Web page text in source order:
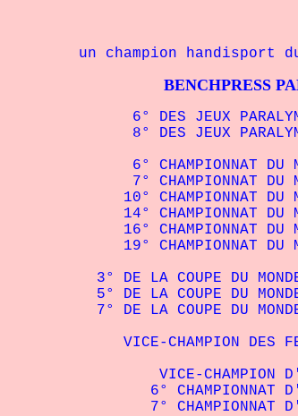
un champion handisport du
BENCHPRESS
6° DES JEUX
8° DES JEUX
6° CHAMPIONNAT DU
7° CHAMPIONNAT DU
10° CHAMPIONNAT DU
14° CHAMPIONNAT DU
16° CHAMPIONNAT DU
19° CHAMPIONNAT DU
3° DE LA COUPE DU
5° DE LA COUPE DU
7° DE LA COUPE DU
VICE-CHAMPION DES
VICE-CHAMPION
6° CHAMPIONNAT
7° CHAMPIONNAT